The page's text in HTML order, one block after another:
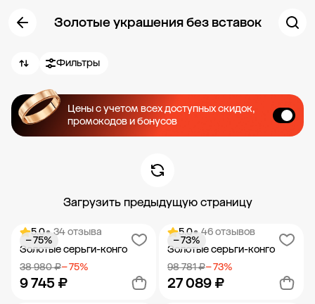
Золотые украшения без вставок
Фильтры
Цены с учетом всех доступных скидок,
промокодов и бонусов
Загрузить предыдущую страницу
5.0• 34 отзыва
Золотые серьги-конго
38 980 ₽− 75%
9 745 ₽
− 75%
5.0• 46 отзывов
Золотые серьги-конго
98 781 ₽− 73%
27 089 ₽
− 73%